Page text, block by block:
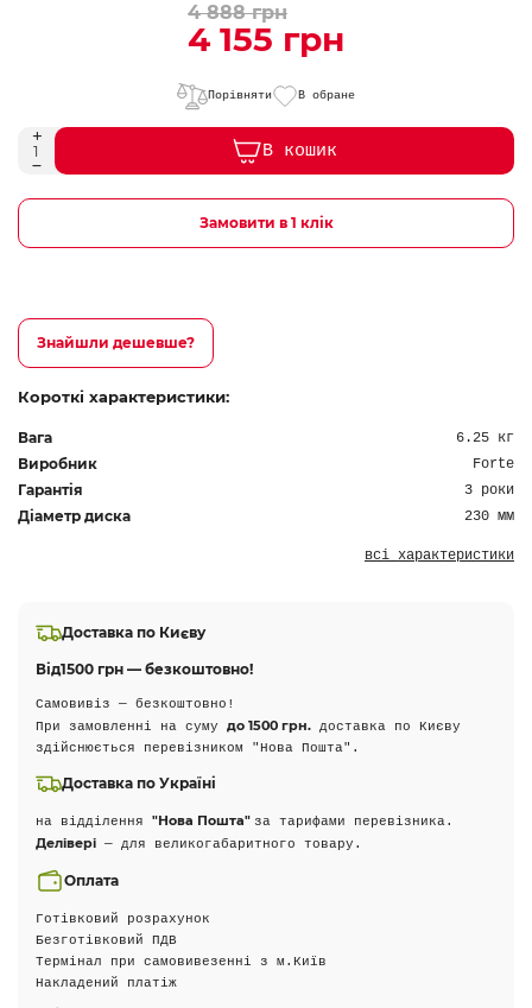
4 888 грн
4 155 грн
Порівняти В обране
В кошик
Замовити в 1 клік
Знайшли дешевше?
Короткі характеристики:
Вага 6.25 кг
Виробник Forte
Гарантія 3 роки
Діаметр диска 230 мм
всі характеристики
Доставка по Києву
Від1500 грн — безкоштовно!
Самовивіз — безкоштовно!
При замовленні на суму до 1500 грн. доставка по Києву
здійснюється перевізником "Нова Пошта".
Доставка по Україні
на відділення "Нова Пошта" за тарифами перевізника.
Делівері — для великогабаритного товару.
Оплата
Готівковий розрахунок
Безготівковий ПДВ
Термінал при самовивезенні з м.Київ
Накладений платіж